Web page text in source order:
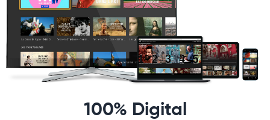
100% Digital